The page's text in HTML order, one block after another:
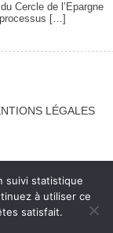
Cercle de l’Epargne
processus […]
LÉGALES
suivi statistique
à utiliser ce
satisfait.